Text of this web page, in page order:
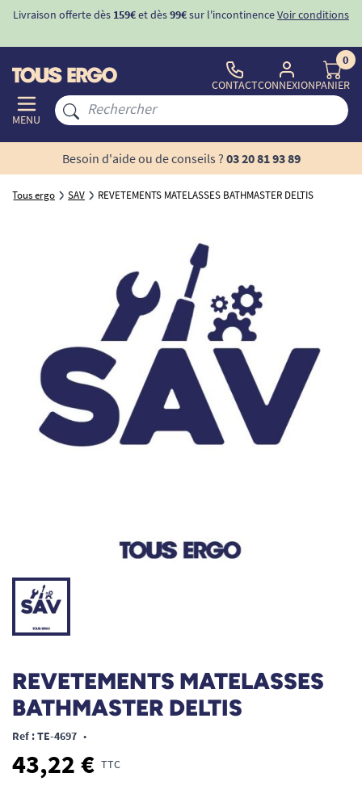
Livraison offerte dès 159€et dès99€sur l'incontinenceVoir conditions
MENU
CONTACTCONNEXION
0
PANIER
Besoin d'aide ou de conseils ? 03 20 81 93 89
Tous ergo SAV REVETEMENTS MATELASSES BATHMASTER DELTIS
REVETEMENTS MATELASSES
BATHMASTER DELTIS
Ref : TE-4697 •
43,22 € TTC